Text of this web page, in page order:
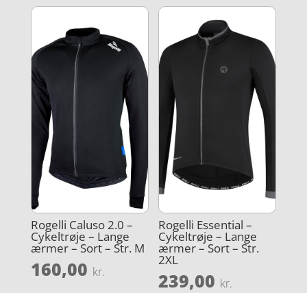
Rogelli Caluso 2.0 –
Cykeltrøje – Lange
ærmer – Sort – Str. M
160,00 kr.
Rogelli Essential –
Cykeltrøje – Lange
ærmer – Sort – Str.
2XL
239,00 kr.